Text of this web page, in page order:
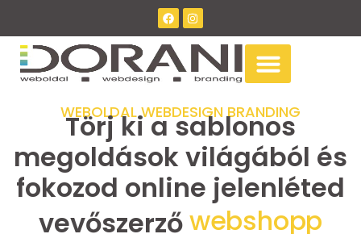
WEBOLDAL WEBDESIGN BRANDING
Törj ki a sablonos
megoldások világából és
fokozod online jelenléted
vevőszerzőwebshoppa